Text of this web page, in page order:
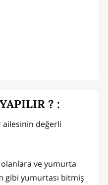
? :
ailesinin değerli
ve yumurta
gibi yumurtası bitmiş